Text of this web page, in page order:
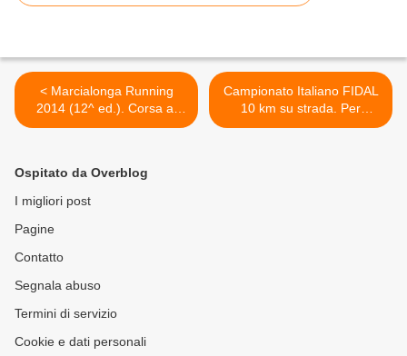
< Marcialonga Running
2014 (12^ ed.). Corsa al
pettorale e sconti per i
Campionato Italiano FIDAL
10 km su strada. Per
l'Atletica Casone Noceto si
Ospitato da Overblog
I migliori post
Pagine
Contatto
Segnala abuso
Termini di servizio
Cookie e dati personali